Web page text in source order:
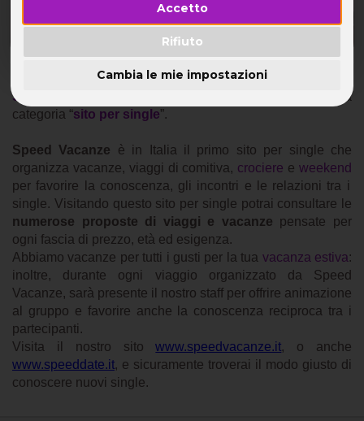
Accetto
Rifiuto
Cambia le mie impostazioni
Speed Vacanze
nella
categoria “sito per single”.
Speed Vacanze è in Italia il primo sito per single che
organizza vacanze, viaggi di comitiva, crociere eweekend
per favorire la conoscenza, gli incontri e le relazioni tra i
single. Visitando questo sito per single potrai consultare le
numerose proposte di viaggi e vacanze pensate per
ogni fascia di prezzo, età ed esigenza.
Abbiamo vacanze per tutti i gusti per la tua vacanza estiva:
inoltre, durante ogni viaggio organizzato da Speed
Vacanze, sarà presente il nostro staff per offrire animazione
al gruppo e favorire anche la conoscenza reciproca tra i
partecipanti.
Visita il nostro sitowww.speedvacanze.it, o anche
www.speeddate.it, e sicuramente troverai il modo giusto di
conoscere nuovi single.